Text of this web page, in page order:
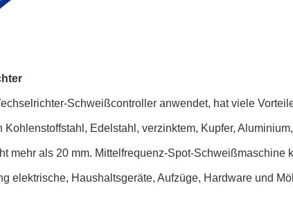
Schweißcontroller anwendet, hat viele
Edelstahl, verzinktem, Kupfer, Aluminium,
mehr als 20 mm. Mittelfrequenz-Spot-Schweißmaschine
elektrische, Haushaltsgeräte, Aufzüge, Hardware und